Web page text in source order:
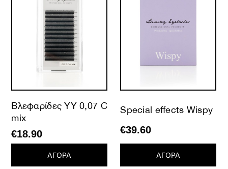
Βλεφαρίδες YY 0,07 C
mix
€18.90
ΑΓΟΡΑ
Special effects Wispy
€39.60
ΑΓΟΡΑ